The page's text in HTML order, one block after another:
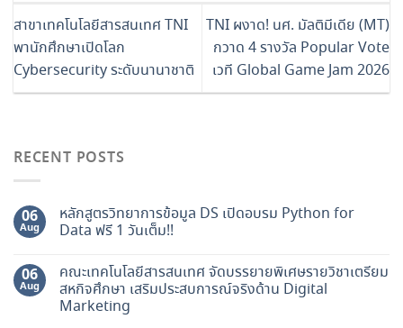
สาขาเทคโนโลยีสารสนเทศ TNI
พานักศึกษาเปิดโลก
Cybersecurity ระดับนานาชาติ
TNI ผงาด! นศ. มัลติมีเดีย (MT)
กวาด 4 รางวัล Popular Vote
เวที Global Game Jam 2026
RECENT POSTS
06
Aug
หลักสูตรวิทยาการข้อมูล DS เปิดอบรม Python for
Data ฟรี 1 วันเต็ม!!
06
Aug
คณะเทคโนโลยีสารสนเทศ จัดบรรยายพิเศษรายวิชาเตรียม
สหกิจศึกษา เสริมประสบการณ์จริงด้าน Digital
Marketing